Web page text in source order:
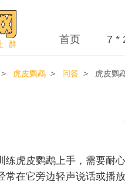
群 首页 7 *
> 虎皮鹦鹉 > 问答 > 虎皮鹦
练虎皮鹦鹉上手，需要耐
常在它旁边轻声说话或播